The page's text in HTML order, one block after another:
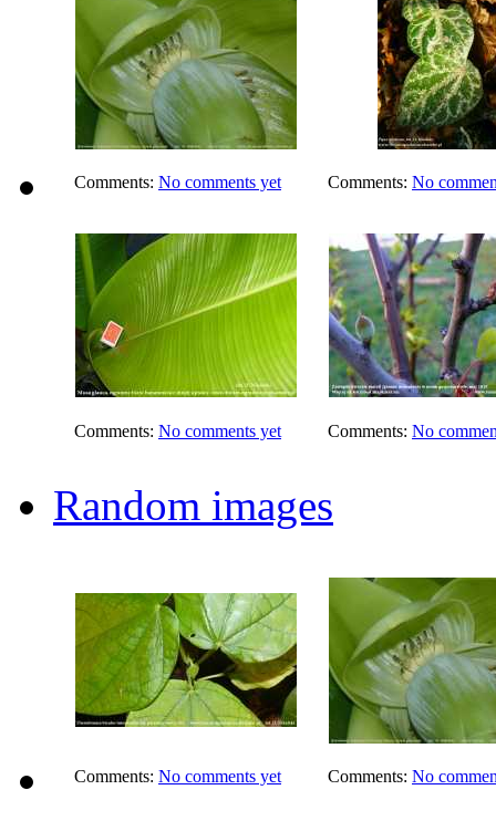
Comments: No comments yet Comments: No
Comments: No comments yet Comments: No
Random images
Comments: No comments yet Comments: No